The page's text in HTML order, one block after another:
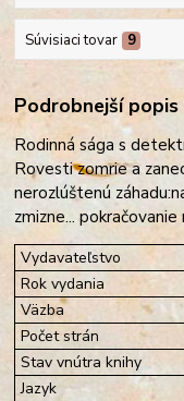
Súvisiaci tovar 9
Podrobnejší
Rodinná sága s
Rovesti zomrie a
nerozlúštenú
zmizne...
Vydavateľstvo
Rok vydania
Väzba
Počet strán
Stav vnútra knihy
Jazyk